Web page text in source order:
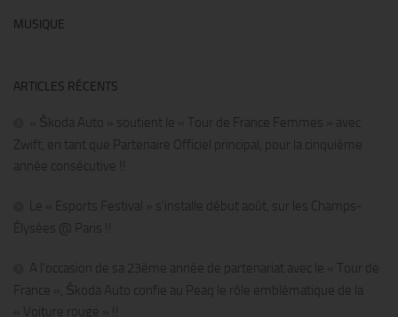
MUSIQUE
ARTICLES RÉCENTS
« Škoda Auto » soutient le « Tour de France Femmes » avec
Zwift, en tant que Partenaire Officiel principal, pour la cinquième
année consécutive !!
Le « Esports Festival » s’installe début août, sur les Champs-
Élysées @ Paris !!
A l’occasion de sa 23ème année de partenariat avec le « Tour de
France », Škoda Auto confie au Peaq le rôle emblématique de la
« Voiture rouge » !!